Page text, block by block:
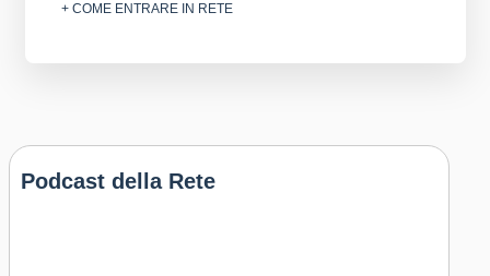
+ COME ENTRARE IN RETE
Podcast della Rete